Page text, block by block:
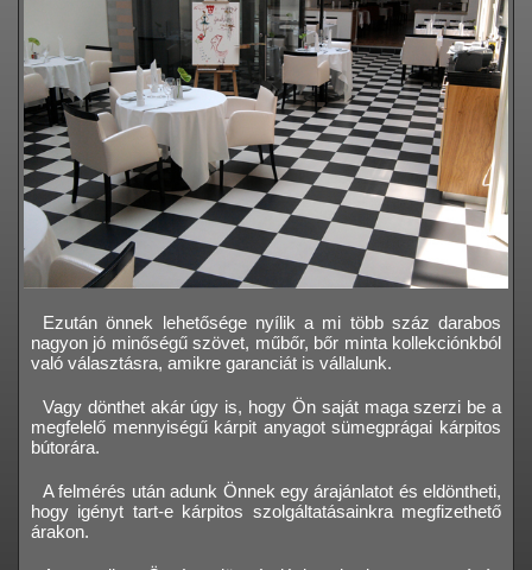
Ezután önnek lehetősége nyílik a mi több száz darabos
nagyon jó minőségű szövet, műbőr, bőr minta kollekciónkból
való választásra, amikre garanciát is vállalunk.
Vagy dönthet akár úgy is, hogy Ön saját maga szerzi be a
megfelelő mennyiségű kárpit anyagot sümegprágai kárpitos
bútorára.
A felmérés után adunk Önnek egy árajánlatot és eldöntheti,
hogy igényt tart-e kárpitos szolgáltatásainkra megfizethető
árakon.